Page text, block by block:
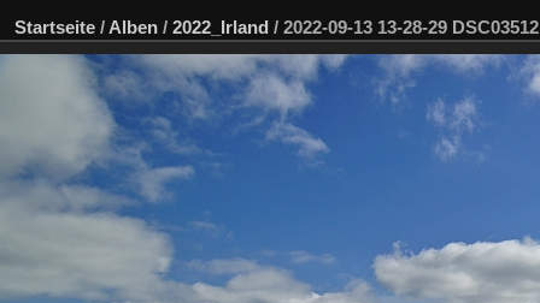
Startseite / Alben / 2022_Irland / 2022-09-13 13-28-29